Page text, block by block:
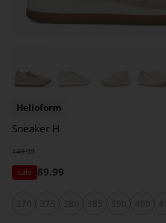
Helioform
Sneaker H
149.99
89.99